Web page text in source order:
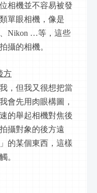
相機並不容易被發
單眼相機，像是
、Nikon …等，這些
攝的相機。
方
，但我又很想把當
會先用肉眼構圖，
的舉起相機對焦後
攝對象的後方遠
的某個東西，這樣
。